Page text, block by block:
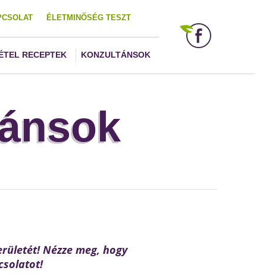
ÉLETMINŐSÉG TESZT
RECEPTEK KONZULTÁNSOK
Nézze meg, hogy